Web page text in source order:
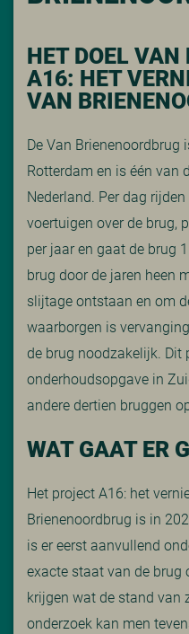
HET DOEL VAN
A16: HET
VAN
De Van Brienenoordbrug
Rotterdam en is één van
Nederland. Per dag
voertuigen over de brug,
per jaar en gaat de brug
brug door de jaren heen
slijtage ontstaan en om
waarborgen is
de brug noodzakelijk. Dit
onderhoudsopgave in
andere dertien bruggen
WAT GAAT ER
Het project A16: het
Brienenoordbrug is in
is er eerst aanvullend
exacte staat van de brug
krijgen wat de stand van
onderzoek kan men